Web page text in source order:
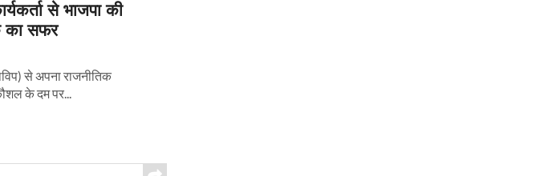
से भाजपा की
का सफर
से अपना राजनीतिक
के दम पर...